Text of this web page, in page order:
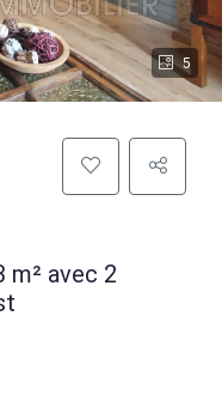
5
m² avec 2